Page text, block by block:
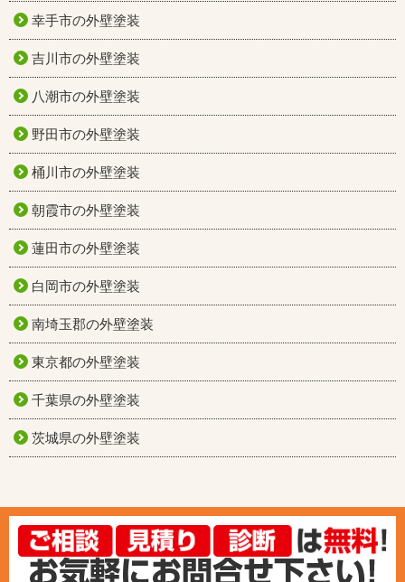
幸手市の外壁塗装
吉川市の外壁塗装
八潮市の外壁塗装
野田市の外壁塗装
桶川市の外壁塗装
朝霞市の外壁塗装
蓮田市の外壁塗装
白岡市の外壁塗装
南埼玉郡の外壁塗装
東京都の外壁塗装
千葉県の外壁塗装
茨城県の外壁塗装